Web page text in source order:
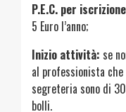
P.E.C. per
5 Euro l’anno;
Inizio attività: se
al professionista
segreteria sono di
bolli.